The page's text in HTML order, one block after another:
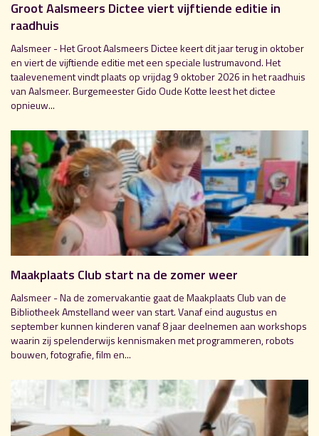
Groot Aalsmeers Dictee viert vijftiende editie in
raadhuis
Aalsmeer - Het Groot Aalsmeers Dictee keert dit jaar terug in oktober
en viert de vijftiende editie met een speciale lustrumavond. Het
taalevenement vindt plaats op vrijdag 9 oktober 2026 in het raadhuis
van Aalsmeer. Burgemeester Gido Oude Kotte leest het dictee
opnieuw...
Maakplaats Club start na de zomer weer
Aalsmeer - Na de zomervakantie gaat de Maakplaats Club van de
Bibliotheek Amstelland weer van start. Vanaf eind augustus en
september kunnen kinderen vanaf 8 jaar deelnemen aan workshops
waarin zij spelenderwijs kennismaken met programmeren, robots
bouwen, fotografie, film en...